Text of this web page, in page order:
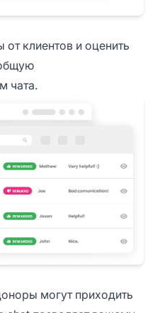
от клиентов и оценить
чата.
могут приходить